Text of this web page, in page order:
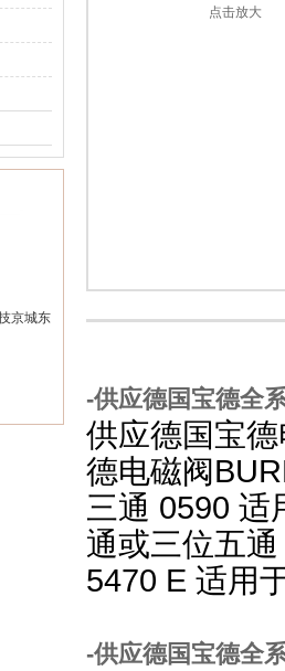
京城东
点击放大
-供应德国宝德全
供应德国宝
德电磁阀
三通 0590 适
通或三位五
5470 E 适用
-供应德国宝德全